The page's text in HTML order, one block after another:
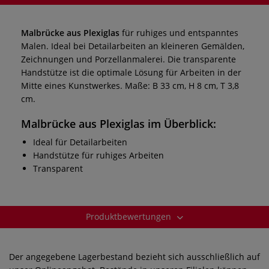
Malbrücke aus Plexiglas für ruhiges und entspanntes
Malen. Ideal bei Detailarbeiten an kleineren Gemälden,
Zeichnungen und Porzellanmalerei. Die transparente
Handstütze ist die optimale Lösung für Arbeiten in der
Mitte eines Kunstwerkes. Maße: B 33 cm, H 8 cm, T 3,8
cm.
Malbrücke aus Plexiglas im Überblick:
Ideal für Detailarbeiten
Handstütze für ruhiges Arbeiten
Transparent
Produktbewertungen
Der angegebene Lagerbestand bezieht sich ausschließlich auf